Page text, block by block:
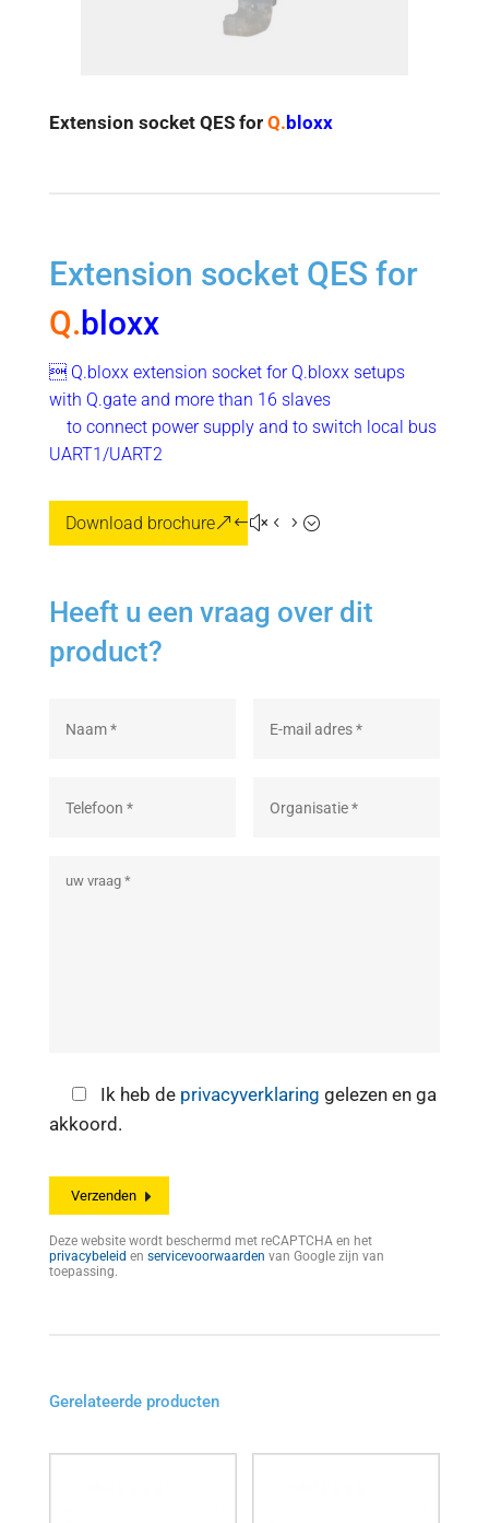
Extension socket QES for Q. bloxx
Extension socket QES for
Q. bloxx
 Q.bloxx extension socket for Q.bloxx setups
with Q.gate and more than 16 slaves
to connect power supply and to switch local bus
UART1/UART2
Download brochure
Heeft u een vraag over dit
product?
Ik heb de privacyverklaring gelezen en ga
akkoord.
Deze website wordt beschermd met reCAPTCHA en het
privacybeleid en servicevoorwaarden van Google zijn van
toepassing.
Gerelateerde producten